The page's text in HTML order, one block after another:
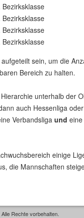
Bezirksklasse
Bezirksklasse
Bezirksklasse
Bezirksklasse
sein, um die
Bereich zu halten.
unterhalb der
auch Hessenliga
Verbandsliga und
einige
die Mannschaften
Rechte vorbehalten.